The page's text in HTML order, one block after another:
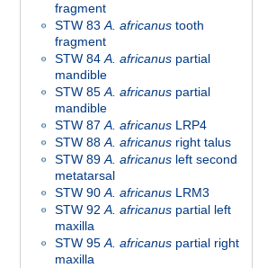
fragment
STW 83 A. africanus tooth
fragment
STW 84 A. africanus partial
mandible
STW 85 A. africanus partial
mandible
STW 87 A. africanus LRP4
STW 88 A. africanus right talus
STW 89 A. africanus left second
metatarsal
STW 90 A. africanus LRM3
STW 92 A. africanus partial left
maxilla
STW 95 A. africanus partial right
maxilla